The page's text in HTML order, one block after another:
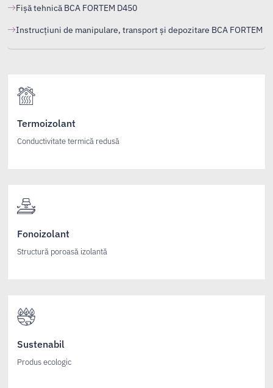
Fișă tehnică BCA FORTEM D450
Instrucțiuni de manipulare, transport și depozitare BCA FORTEM
Termoizolant
Conductivitate termică redusă
Fonoizolant
Structură poroasă izolantă
Sustenabil
Produs ecologic